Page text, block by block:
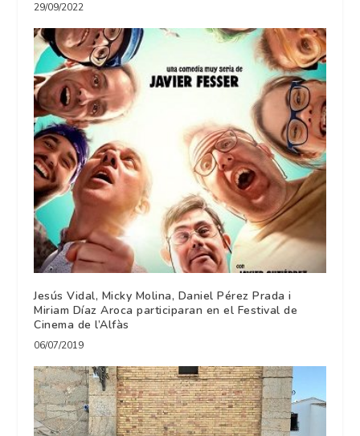
29/09/2022
Jesús Vidal, Micky Molina, Daniel Pérez Prada i
Miriam Díaz Aroca participaran en el Festival de
Cinema de l’Alfàs
06/07/2019